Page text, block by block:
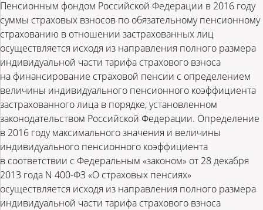
Пенсионным фондом Российской Федерации в 2016 году
суммы страховых взносов по обязательному пенсионному
страхованию в отношении застрахованных лиц
осуществляется исходя из направления полного размера
индивидуальной части тарифа страхового взноса
на финансирование страховой пенсии с определением
величины индивидуального пенсионного коэффициента
застрахованного лица в порядке, установленном
законодательством Российской Федерации. Определение
в 2016 году максимального значения и величины
индивидуального пенсионного коэффициента
в соответствии с Федеральным «законом» от 28 декабря
2013 года N 400-ФЗ «О страховых пенсиях»
осуществляется исходя из направления полного размера
индивидуальной части тарифа страхового взноса